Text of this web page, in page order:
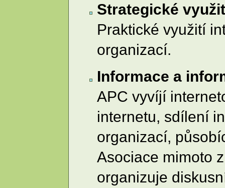
Strategické
Praktické využití
organizací.
Informace a
APC vyvíjí
internetu, sdílení
organizací,
Asociace mimoto
organizuje